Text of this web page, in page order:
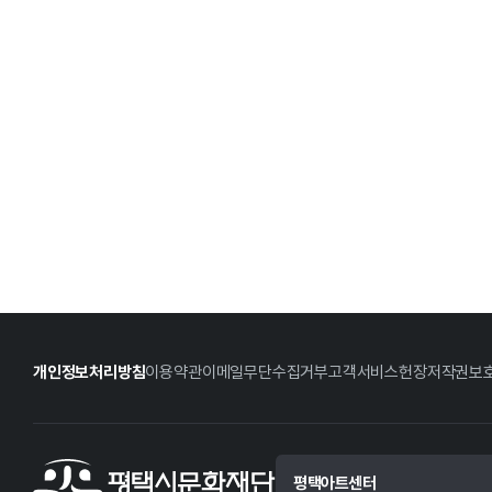
개인정보처리방침이용약관이메일무단수집거부고객서비스헌장저작권보
평택아트센터